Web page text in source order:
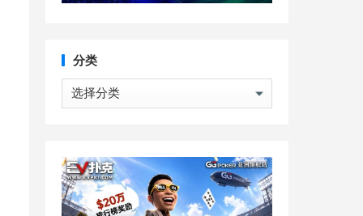
分类
分
类